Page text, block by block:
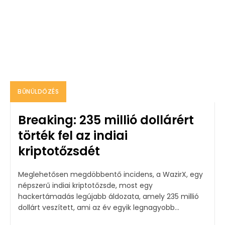
BŰNÜLDÖZÉS
Breaking: 235 millió dollárért
törték fel az indiai
kriptotőzsdét
Meglehetősen megdöbbentő incidens, a WazirX, egy
népszerű indiai kriptotőzsde, most egy
hackertámadás legújabb áldozata, amely 235 millió
dollárt veszített, ami az év egyik legnagyobb...